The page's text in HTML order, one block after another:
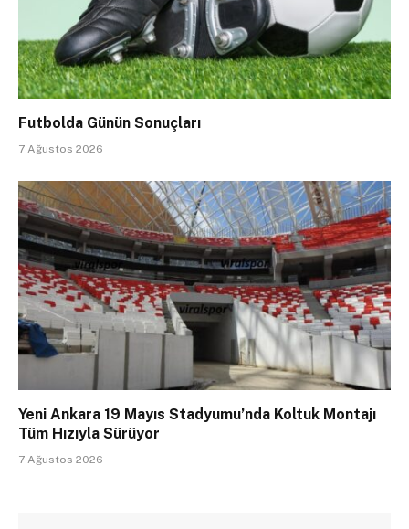
Futbolda Günün Sonuçları
7 Ağustos 2026
Yeni Ankara 19 Mayıs Stadyumu’nda Koltuk Montajı
Tüm Hızıyla Sürüyor
7 Ağustos 2026